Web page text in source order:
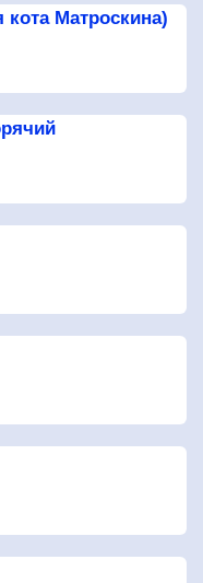
Матроскина)